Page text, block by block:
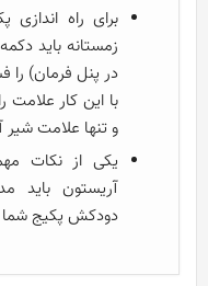
برای راه
در پنل فرمان) را
با این کار علامت
و تنها علامت
یکی از نکات
آریستون باید
دودکش پکیج شما